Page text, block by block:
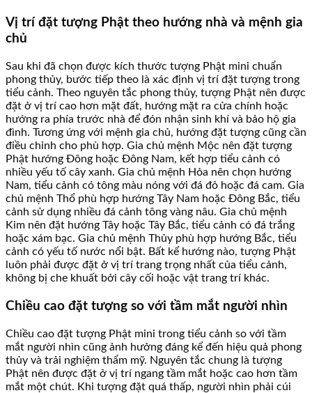
Vị trí đặt tượng Phật theo hướng nhà và mệnh gia
chủ
Sau khi đã chọn được kích thước tượng Phật mini chuẩn
phong thủy, bước tiếp theo là xác định vị trí đặt tượng trong
tiểu cảnh. Theo nguyên tắc phong thủy, tượng Phật nên được
đặt ở vị trí cao hơn mặt đất, hướng mặt ra cửa chính hoặc
hướng ra phía trước nhà để đón nhận sinh khí và bảo hộ gia
đình. Tương ứng với mệnh gia chủ, hướng đặt tượng cũng cần
điều chỉnh cho phù hợp. Gia chủ mệnh Mộc nên đặt tượng
Phật hướng Đông hoặc Đông Nam, kết hợp tiểu cảnh có
nhiều yếu tố cây xanh. Gia chủ mệnh Hỏa nên chọn hướng
Nam, tiểu cảnh có tông màu nóng với đá đỏ hoặc đá cam. Gia
chủ mệnh Thổ phù hợp hướng Tây Nam hoặc Đông Bắc, tiểu
cảnh sử dụng nhiều đá cảnh tông vàng nâu. Gia chủ mệnh
Kim nên đặt hướng Tây hoặc Tây Bắc, tiểu cảnh có đá trắng
hoặc xám bạc. Gia chủ mệnh Thủy phù hợp hướng Bắc, tiểu
cảnh có yếu tố nước nổi bật. Bất kể hướng nào, tượng Phật
luôn phải được đặt ở vị trí trang trọng nhất của tiểu cảnh,
không bị che khuất bởi cây cối hoặc vật trang trí khác.
Chiều cao đặt tượng so với tầm mắt người nhìn
Chiều cao đặt tượng Phật mini trong tiểu cảnh so với tầm
mắt người nhìn cũng ảnh hưởng đáng kể đến hiệu quả phong
thủy và trải nghiệm thẩm mỹ. Nguyên tắc chung là tượng
Phật nên được đặt ở vị trí ngang tầm mắt hoặc cao hơn tầm
mắt một chút. Khi tượng đặt quá thấp, người nhìn phải cúi